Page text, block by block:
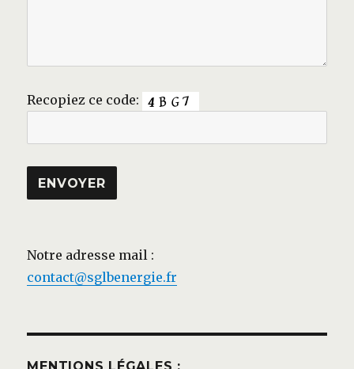
Recopiez ce code:
Notre adresse mail :
contact@sglbenergie.fr